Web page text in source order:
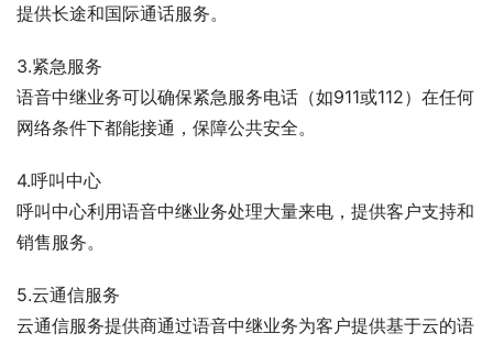
提供长途和国际通话服务。
3.紧急服务
语音中继业务可以确保紧急服务电话（如911或112）在任何
网络条件下都能接通，保障公共安全。
4.呼叫中心
呼叫中心利用语音中继业务处理大量来电，提供客户支持和
销售服务。
5.云通信服务
云通信服务提供商通过语音中继业务为客户提供基于云的语